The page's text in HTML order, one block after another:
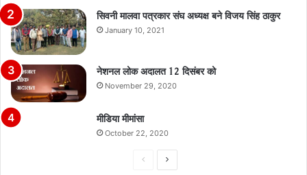
सिवनी मालवा पत्रकार संघ अध्यक्ष बने विजय सिंह ठाकुर
January 10, 2021
नेशनल लोक अदालत 12 दिसंबर को
November 29, 2020
मीडिया मीमांसा
October 22, 2020
PreviousNext